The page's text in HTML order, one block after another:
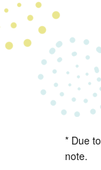
* Due
note.